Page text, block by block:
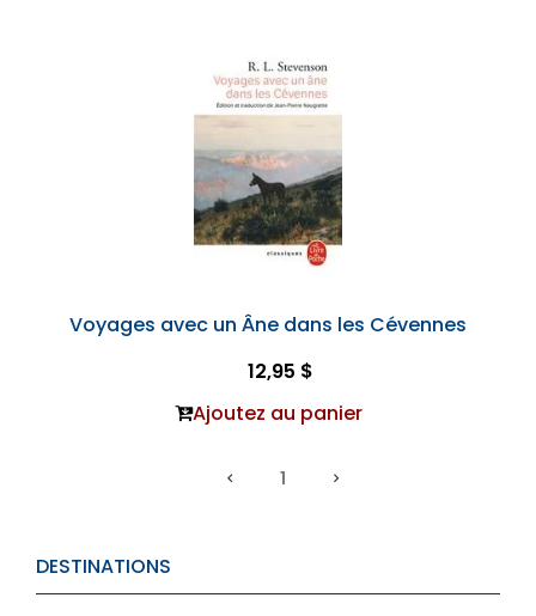
DESTINATIONS
Voyages avec un Âne dans les Cévennes
12,95 $
Ajoutez au panier
1